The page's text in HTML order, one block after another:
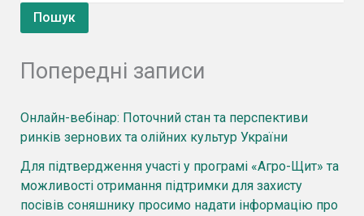
Пошук
Попередні записи
Онлайн-вебінар: Поточний стан та перспективи
ринків зернових та олійних культур України
Для підтвердження участі у програмі «Агро-Щит» та
можливості отримання підтримки для захисту
посівів соняшнику просимо надати інформацію про